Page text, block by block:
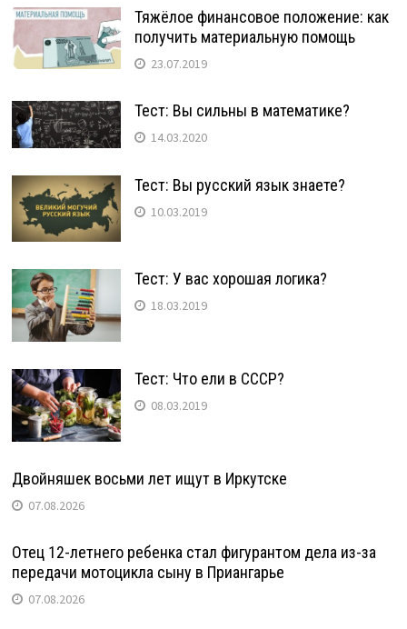
Тяжёлое финансовое положение: как
получить материальную помощь
23.07.2019
Тест: Вы сильны в математике?
14.03.2020
Тест: Вы русский язык знаете?
10.03.2019
Тест: У вас хорошая логика?
18.03.2019
Тест: Что ели в СССР?
08.03.2019
Двойняшек восьми лет ищут в Иркутске
07.08.2026
Отец 12-летнего ребенка стал фигурантом дела из-за
передачи мотоцикла сыну в Приангарье
07.08.2026